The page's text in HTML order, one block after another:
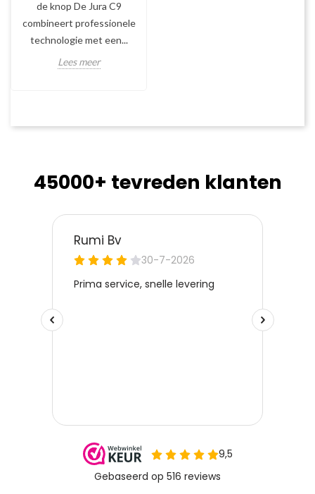
de knop De Jura C9
combineert professionele
technologie met een...
Lees meer
45000+ tevreden klanten